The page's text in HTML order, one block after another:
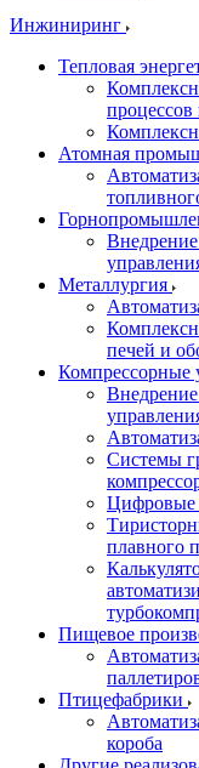
Инжиниринг
Тепловая
процессов
Атомная
Металлургия
печей и
Компрессорные
Системы
Цифровые
плавного
Пищевое
Птицефабрики
короба